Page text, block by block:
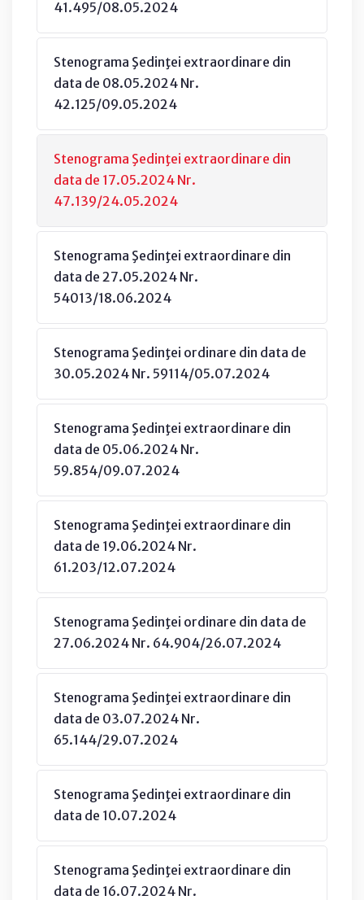
41.495/08.05.2024
Stenograma Şedinţei extraordinare din
data de 08.05.2024 Nr.
42.125/09.05.2024
Stenograma Şedinţei extraordinare din
data de 17.05.2024 Nr.
47.139/24.05.2024
Stenograma Şedinţei extraordinare din
data de 27.05.2024 Nr.
54013/18.06.2024
Stenograma Şedinţei ordinare din data de
30.05.2024 Nr. 59114/05.07.2024
Stenograma Şedinţei extraordinare din
data de 05.06.2024 Nr.
59.854/09.07.2024
Stenograma Şedinţei extraordinare din
data de 19.06.2024 Nr.
61.203/12.07.2024
Stenograma Şedinţei ordinare din data de
27.06.2024 Nr. 64.904/26.07.2024
Stenograma Şedinţei extraordinare din
data de 03.07.2024 Nr.
65.144/29.07.2024
Stenograma Şedinţei extraordinare din
data de 10.07.2024
Stenograma Şedinţei extraordinare din
data de 16.07.2024 Nr.